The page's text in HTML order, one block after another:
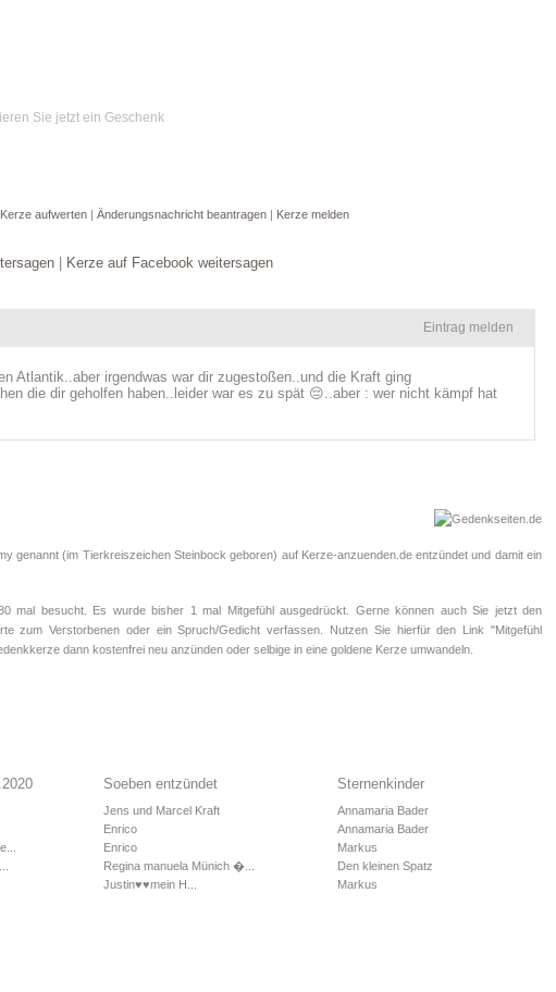
Sie jetzt ein Geschenk
Kerze aufwerten | Änderungsnachricht beantragen | Kerze melden
Kerze auf Facebook weitersagen
Eintrag melden
Atlantik..aber irgendwas war dir zugestoßen..und die Kraft ging
die dir geholfen haben..leider war es zu spät 😔..aber : wer nicht kämpf hat
genannt (im Tierkreiszeichen Steinbock geboren) auf Kerze-anzuenden.de entzündet und damit ein
mal besucht. Es wurde bisher 1 mal Mitgefühl ausgedrückt. Gerne können auch Sie jetzt den
zum Verstorbenen oder ein Spruch/Gedicht verfassen. Nutzen Sie hierfür den Link "Mitgefühl
dann kostenfrei neu anzünden oder selbige in eine goldene Kerze umwandeln.
Soeben entzündet
Jens und Marcel Kraft
Enrico
Enrico
Regina manuela Münich �...
Justin♥️♥️mein H...
Sternenkinder
Annamaria Bader
Annamaria Bader
Markus
Den kleinen Spatz
Markus